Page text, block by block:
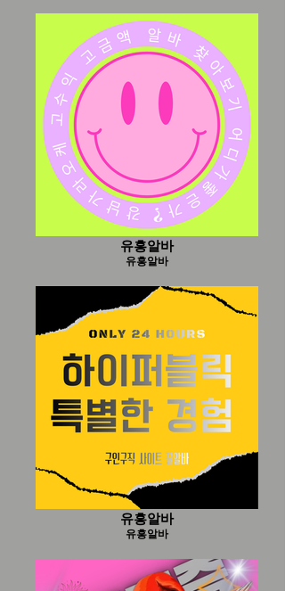
유흥알바
유흥알바
유흥알바
유흥알바
유흥알바
유흥알바